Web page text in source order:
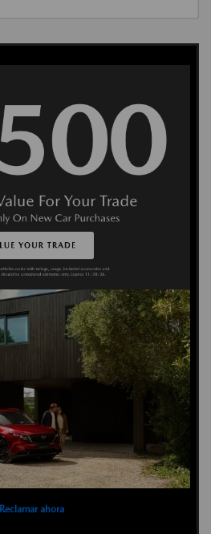
Reclamar ahora